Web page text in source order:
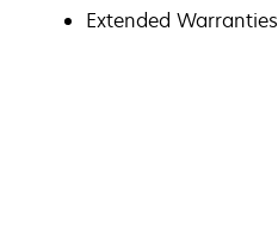
Extended Warranties